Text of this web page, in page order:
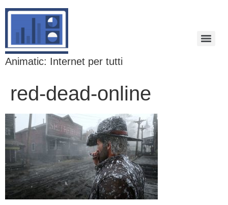
Animatic: Internet per tutti
red-dead-online